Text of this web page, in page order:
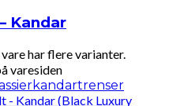
Kandar
har flere varianter.
varesiden
trenser